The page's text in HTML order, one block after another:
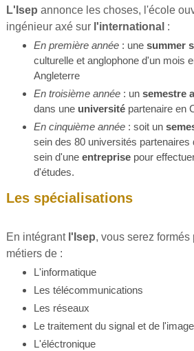
L'Isep annonce les choses, l'école
ingénieur axé sur l'international :
En première année: une summer
culturelle et anglophone d'un mois
Angleterre
En troisième année: un semestre
dans une universitépartenaire en
En cinquième année: soit un
sein des 80 universités partenaires
sein d'une entreprise pour
d'études.
Les spécialisations
En intégrant l'Isep, vous serez
métiers de :
L'informatique
Les télécommunications
Les réseaux
Le traitement du signal et de l'image
L'éléctronique